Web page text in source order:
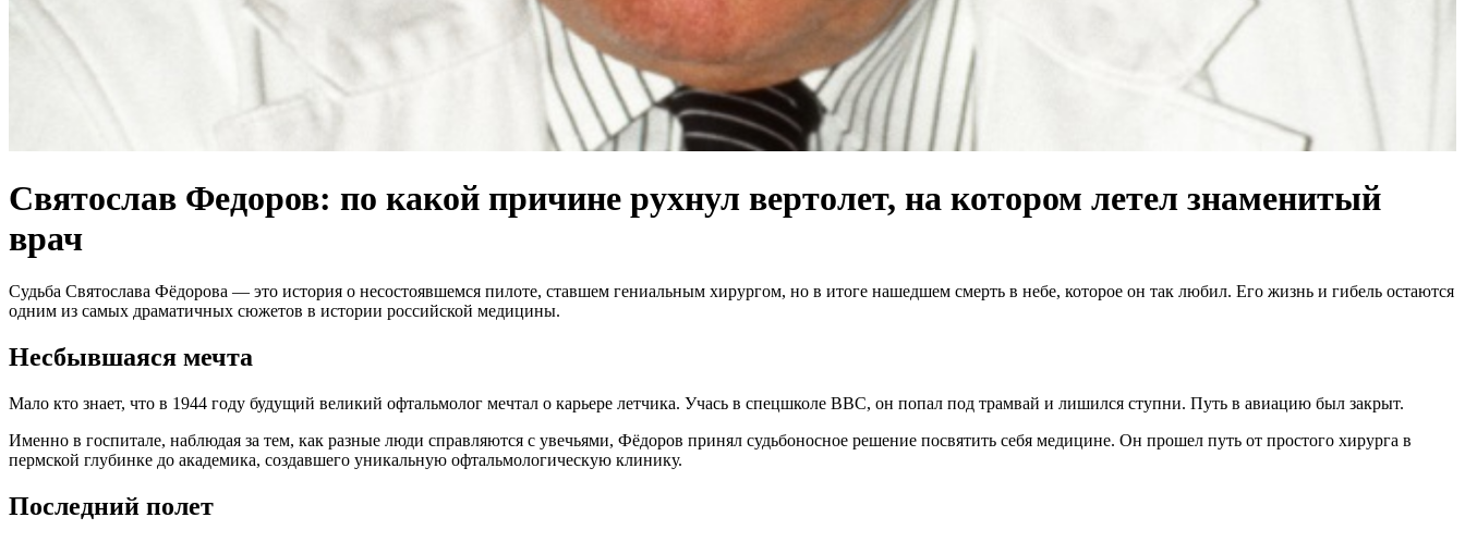
Святослав Федоров: по какой причине рухнул вертолет, на котором летел знаменитый
врач
Судьба Святослава Фёдорова — это история о несостоявшемся пилоте, ставшем гениальным хирургом, но в итоге нашедшем смерть в небе, которое он так любил. Его жизнь и гибель остаются
одним из самых драматичных сюжетов в истории российской медицины.
Несбывшаяся мечта
Мало кто знает, что в 1944 году будущий великий офтальмолог мечтал о карьере летчика. Учась в спецшколе ВВС, он попал под трамвай и лишился ступни. Путь в авиацию был закрыт.
Именно в госпитале, наблюдая за тем, как разные люди справляются с увечьями, Фёдоров принял судьбоносное решение посвятить себя медицине. Он прошел путь от простого хирурга в
пермской глубинке до академика, создавшего уникальную офтальмологическую клинику.
Последний полет